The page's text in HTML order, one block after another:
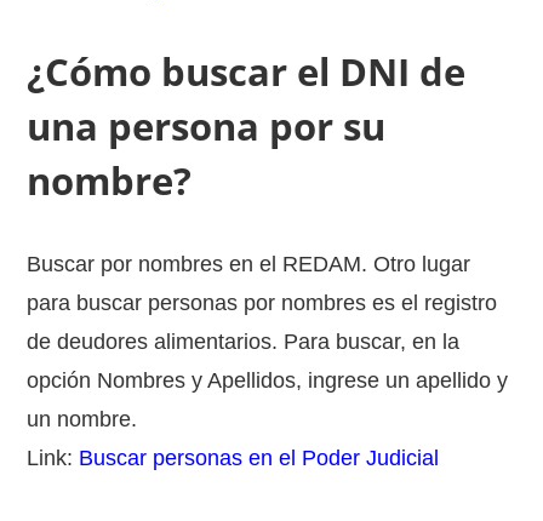
¿Cómo buscar el DNI de
una persona por su
nombre?
Buscar por nombres en el REDAM. Otro lugar
para buscar personas por nombres es el registro
de deudores alimentarios. Para buscar, en la
opción Nombres y Apellidos, ingrese un apellido y
un nombre.
Link: Buscar personas en el Poder Judicial